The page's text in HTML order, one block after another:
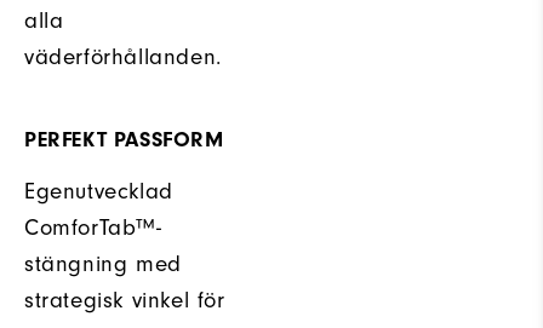
alla
väderförhållanden.
PERFEKT PASSFORM
Egenutvecklad
ComforTab™-
stängning med
strategisk vinkel för